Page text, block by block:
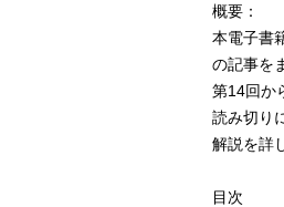
概要：
本電子書
の記事を
第14回か
読み切り
解説を詳
目次